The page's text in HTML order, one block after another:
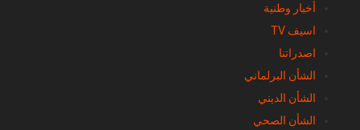
أخبار وطنية
اسيف TV
اصدراتنا
الشأن البرلماني
الشأن الديني
الشأن الصحي